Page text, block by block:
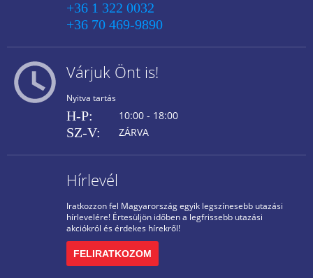
+36 1 322 0032
+36 70 469-9890
Várjuk Önt is!
Nyitva tartás
H-P: 10:00 - 18:00
SZ-V: ZÁRVA
Hírlevél
Iratkozzon fel Magyarország egyik legszínesebb utazási
hírlevelére! Értesüljön időben a legfrissebb utazási
akciókról és érdekes hírekről!
FELIRATKOZOM